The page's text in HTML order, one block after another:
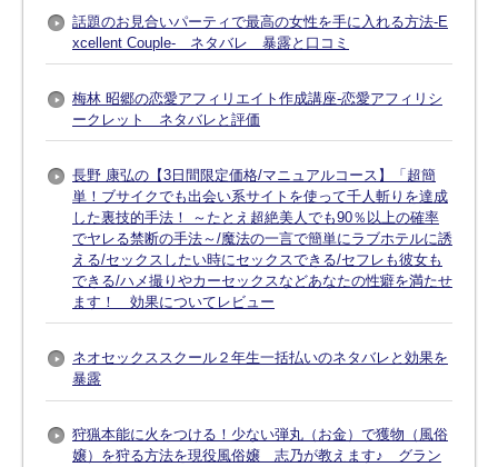
話題のお見合いパーティで最高の女性を手に入れる方法-E
xcellent Couple- ネタバレ 暴露と口コミ
梅林 昭郷の恋愛アフィリエイト作成講座-恋愛アフィリシ
ークレット ネタバレと評価
長野 康弘の【3日間限定価格/マニュアルコース】「超簡
単！ブサイクでも出会い系サイトを使って千人斬りを達成
した裏技的手法！ ～たとえ超絶美人でも90％以上の確率
でヤレる禁断の手法～/魔法の一言で簡単にラブホテルに誘
える/セックスしたい時にセックスできる/セフレも彼女も
できる/ハメ撮りやカーセックスなどあなたの性癖を満たせ
ます！ 効果についてレビュー
ネオセックススクール２年生一括払いのネタバレと効果を
暴露
狩猟本能に火をつける！少ない弾丸（お金）で獲物（風俗
嬢）を狩る方法を現役風俗嬢 志乃が教えます♪ グラン